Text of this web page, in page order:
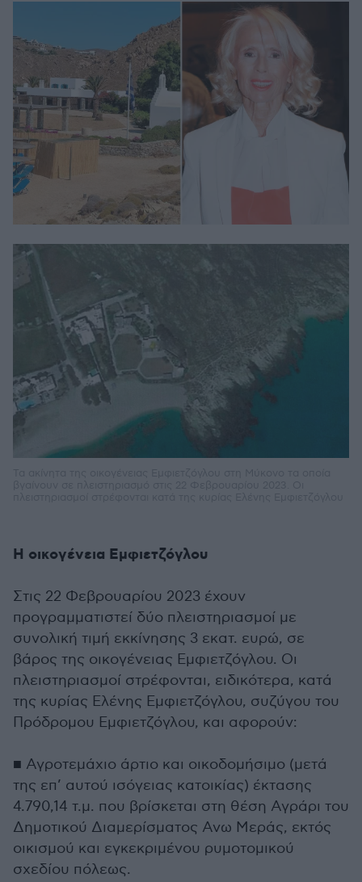
Η οικογένεια Εμφιετζόγλου
Στις 22 Φεβρουαρίου 2023 έχουν
προγραμματιστεί δύο πλειστηριασμοί με
συνολική τιμή εκκίνησης 3 εκατ. ευρώ, σε
βάρος της οικογένειας Εμφιετζόγλου. Οι
πλειστηριασμοί στρέφονται, ειδικότερα, κατά
της κυρίας Ελένης Εμφιετζόγλου, συζύγου του
Πρόδρομου Εμφιετζόγλου, και αφορούν:
■ Αγροτεμάχιο άρτιο και οικοδομήσιμο (μετά
της επ’ αυτού ισόγειας κατοικίας) έκτασης
4.790,14 τ.μ. που βρίσκεται στη θέση Αγράρι του
Δημοτικού Διαμερίσματος Ανω Μεράς, εκτός
οικισμού και εγκεκριμένου ρυμοτομικού
σχεδίου πόλεως.